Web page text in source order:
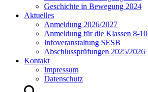
Geschichte in Bewegung 2024
Aktuelles
Anmeldung 2026/2027
Anmeldung für die Klassen 8-10
Infoveranstaltung SESB
Abschlussprüfungen 2025/2026
Kontakt
Impressum
Datenschutz